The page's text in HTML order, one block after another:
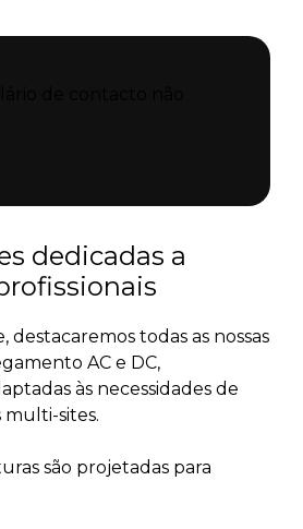
dedicadas a
destacaremos todas as nossas
AC e DC,
às necessidades de
multi-sites.
são projetadas para